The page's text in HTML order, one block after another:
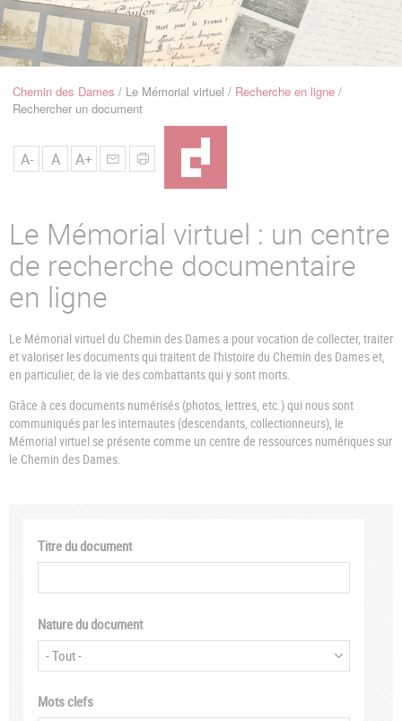
Navigation
Fil
Chemin des Dames Le Mémorial virtuel
Recherche en ligne
Rechercher un document
A- A A+
Le Mémorial virtuel : un centre
de recherche documentaire
en ligne
Le Mémorial virtuel du Chemin des Dames a pour vocation de collecter, traiter
et valoriser les documents qui traitent de l'histoire du Chemin des Dames et,
en particulier, de la vie des combattants qui y sont morts.
Grâce à ces documents numérisés (photos, lettres, etc.) qui nous sont
communiqués par les internautes (descendants, collectionneurs), le
Mémorial virtuel se présente comme un centre de ressources numériques sur
le Chemin des Dames.
Titre du document
Nature du document
Mots clefs